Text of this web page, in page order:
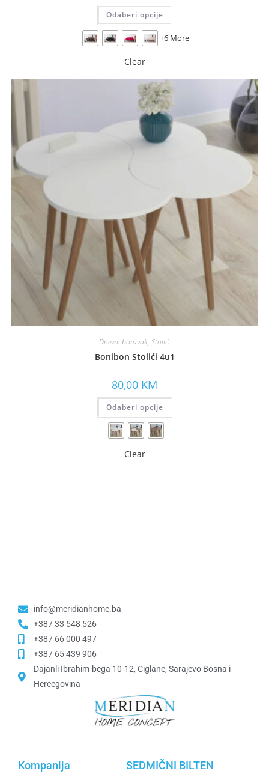
Odaberi opcije
+6 More
Clear
Dnevni boravak, Stolići
Bonibon Stolići 4u1
80,00 KM
Odaberi opcije
Clear
info@meridianhome.ba
+387 33 548 526
+387 66 000 497
+387 65 439 906
Dajanli Ibrahim-bega 10-12, Ciglane, Sarajevo Bosna i
Hercegovina​
Kompanija SEDMIČNI BILTEN